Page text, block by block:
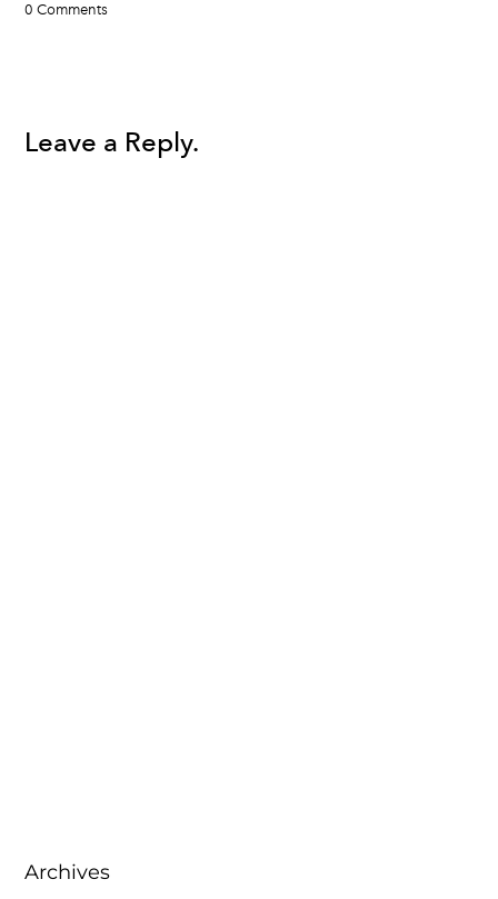
0 Comments
Leave a Reply.
Archives